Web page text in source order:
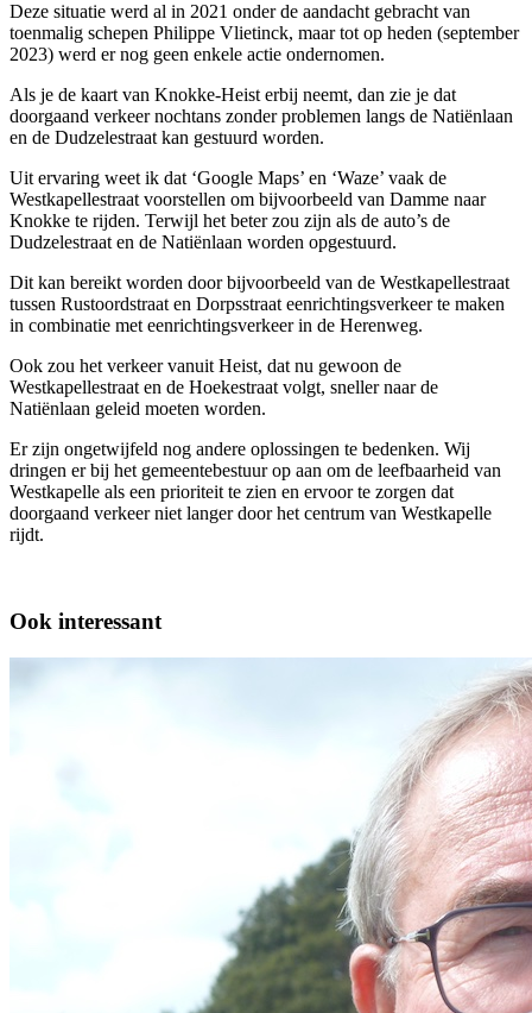
Deze situatie werd al in 2021 onder de aandacht gebracht van
toenmalig schepen Philippe Vlietinck, maar tot op heden (september
2023) werd er nog geen enkele actie ondernomen.
Als je de kaart van Knokke-Heist erbij neemt, dan zie je dat
doorgaand verkeer nochtans zonder problemen langs de Natiënlaan
en de Dudzelestraat kan gestuurd worden.
Uit ervaring weet ik dat ‘Google Maps’ en ‘Waze’ vaak de
Westkapellestraat voorstellen om bijvoorbeeld van Damme naar
Knokke te rijden. Terwijl het beter zou zijn als de auto’s de
Dudzelestraat en de Natiënlaan worden opgestuurd.
Dit kan bereikt worden door bijvoorbeeld van de Westkapellestraat
tussen Rustoordstraat en Dorpsstraat eenrichtingsverkeer te maken
in combinatie met eenrichtingsverkeer in de Herenweg.
Ook zou het verkeer vanuit Heist, dat nu gewoon de
Westkapellestraat en de Hoekestraat volgt, sneller naar de
Natiënlaan geleid moeten worden.
Er zijn ongetwijfeld nog andere oplossingen te bedenken. Wij
dringen er bij het gemeentebestuur op aan om de leefbaarheid van
Westkapelle als een prioriteit te zien en ervoor te zorgen dat
doorgaand verkeer niet langer door het centrum van Westkapelle
rijdt.
Ook interessant